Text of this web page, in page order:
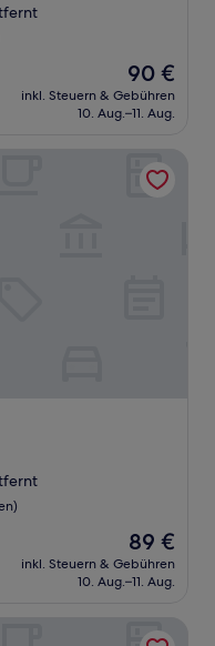
Der
Preis
beträgt
90 €
inkl. Steuern & Gebühren
10. Aug.–11. Aug.
Der
Preis
beträgt
89 €
inkl. Steuern & Gebühren
10. Aug.–11. Aug.